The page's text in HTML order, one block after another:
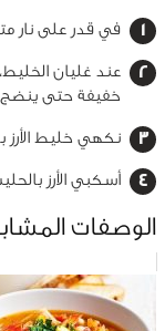
في قدر على نار
عند غليان
خفيفة حتى ينضج
نكهي خليط الأرز
أسكبي الأرز
الوصفات